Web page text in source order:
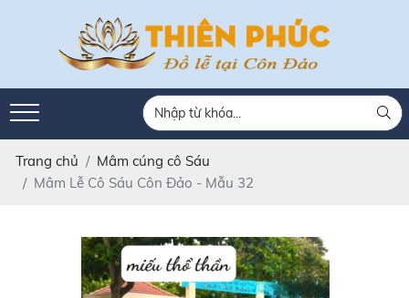
Trang chủ
Mâm cúng cô Sáu
Mâm Lễ Cô Sáu Côn Đảo - Mẫu 32